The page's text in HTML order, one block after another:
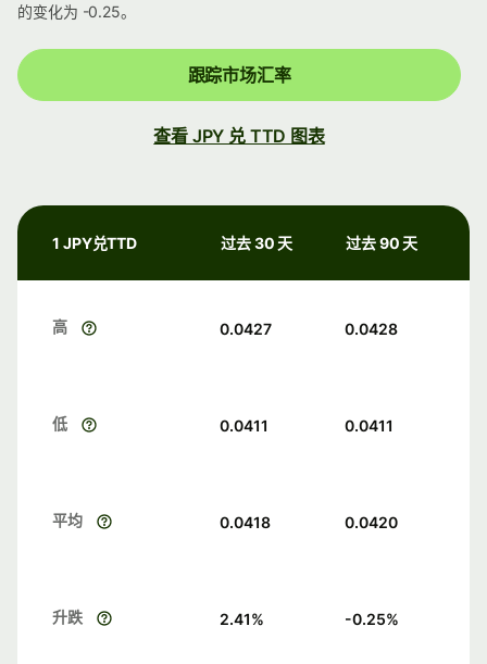
的变化为 -0.25。
跟踪市场汇率
查看 JPY 兑 TTD 图表
1 JPY兑TTD 过去 30 天 过去 90 天
高 0.0427 0.0428
低 0.0411 0.0411
平均 0.0418 0.0420
升跌 2.41% -0.25%